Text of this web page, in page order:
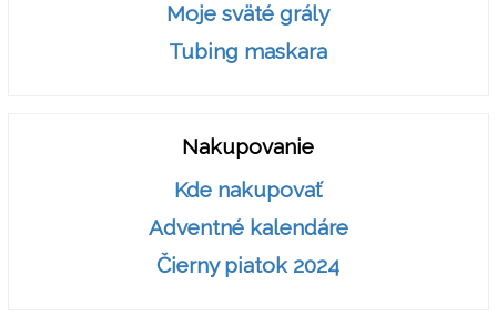
Moje sväté grály
Tubing maskara
Nakupovanie
Kde nakupovať
Adventné kalendáre
Čierny piatok 2024